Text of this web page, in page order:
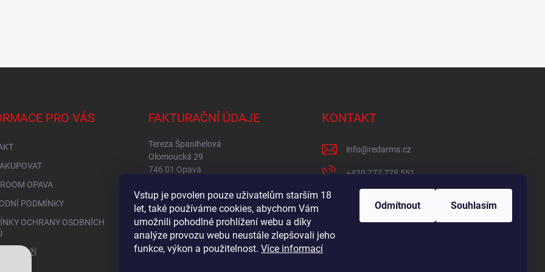
Vstup je povolen pouze uživatelům starším 18
let, také používáme cookies, abychom Vám
umožnili pohodlné prohlížení webu a díky
analýze provozu webu neustále zlepšovali jeho
funkce, výkon a použitelnost. Více informací
Odmítnout Souhlasím
PRO VÁS
OPAVA
PODMÍNKY
OCHRANY OSOBNÍCH
ZBOŽÍ
FAKTURAČNÍ ÚDAJE
Tereza Španihelová
Olomoucká 29
746 01 Opava
DIČ: CZ8653256315
KONTAKT
info@redarms.cz
+420 777 778 551
redarms_cz/